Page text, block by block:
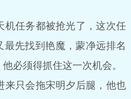
任务都被抢光了，这次任
最先找到艳魔，蒙净远排名
必须得抓住这一次机会。
只会拖宋明夕后腿，他也